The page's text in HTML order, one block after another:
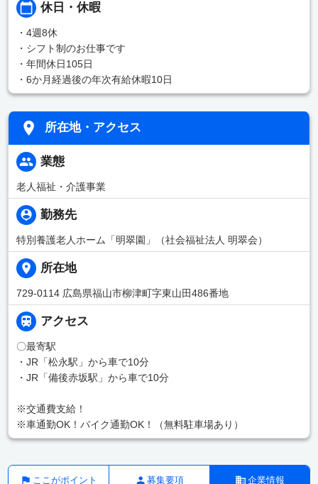
休日・休暇
・4週8休
・シフト制のお仕事です
・年間休日105日
・6か月経過後の年次有給休暇10日
所在地・アクセス
業態
老人福祉・介護事業
勤務先
特別養護老人ホーム「明翠園」（社会福祉法人 明翠会）
所在地
729-0114 広島県福山市柳津町字東山田486番地
アクセス
〇最寄駅
・JR「松永駅」から車で10分
・JR「備後赤坂駅」から車で10分
※交通費支給！
※車通勤OK！バイク通勤OK！（無料駐車場あり）
ここがポイント 募集要項 企業情報